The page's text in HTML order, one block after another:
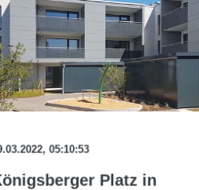
05:10:53
Platz in